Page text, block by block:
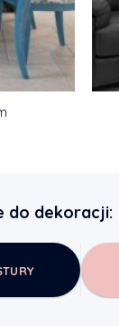
do dekoracji: